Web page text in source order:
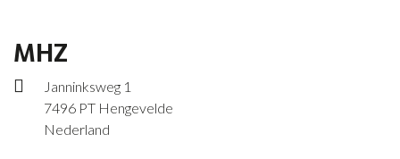
MHZ
Janninksweg 1
7496 PT Hengevelde
Nederland